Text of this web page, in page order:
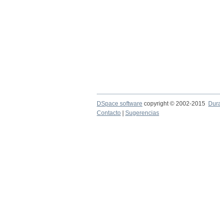
DSpace software copyright © 2002-2015
Contacto
Sugerencias